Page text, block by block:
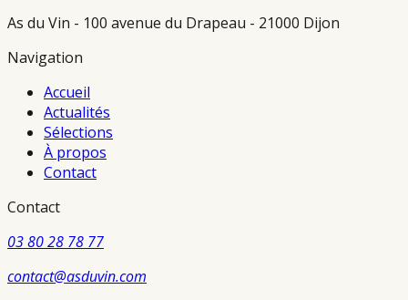
As du Vin - 100 avenue du Drapeau - 21000 Dijon
Navigation
Accueil
Actualités
Sélections
À propos
Contact
Contact
03 80 28 78 77
contact@asduvin.com